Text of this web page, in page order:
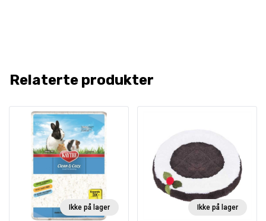
Relaterte produkter
Ikke på lager Ikke på lager